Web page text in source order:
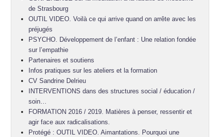
de Strasbourg
OUTIL VIDEO. Voilà ce qui arrive quand on arrête avec les
préjugés
PSYCHO. Développement de l’enfant : Une relation fondée
sur l’empathie
Partenaires et soutiens
Infos pratiques sur les ateliers et la formation
CV Sandrine Delrieu
INTERVENTIONS dans des structures social / éducation /
soin…
FORMATION 2016 / 2019. Matières à penser, ressentir et
agir face aux radicalisations.
Protégé : OUTIL VIDEO. Aimantations. Pourquoi une